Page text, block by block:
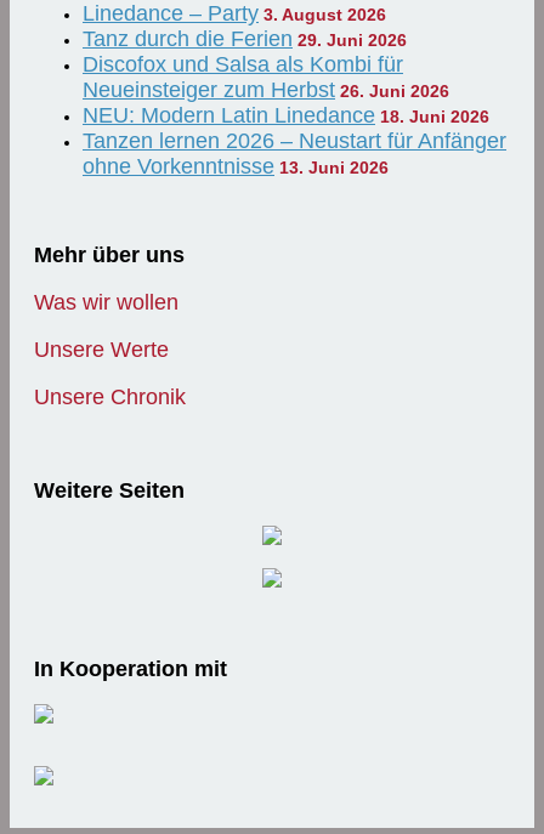
Linedance – Party 3. August 2026
Tanz durch die Ferien 29. Juni 2026
Discofox und Salsa als Kombi für
Neueinsteiger zum Herbst 26. Juni 2026
NEU: Modern Latin Linedance 18. Juni 2026
Tanzen lernen 2026 – Neustart für Anfänger
ohne Vorkenntnisse 13. Juni 2026
Mehr über uns
Was wir wollen
Unsere Werte
Unsere Chronik
Weitere Seiten
In Kooperation mit